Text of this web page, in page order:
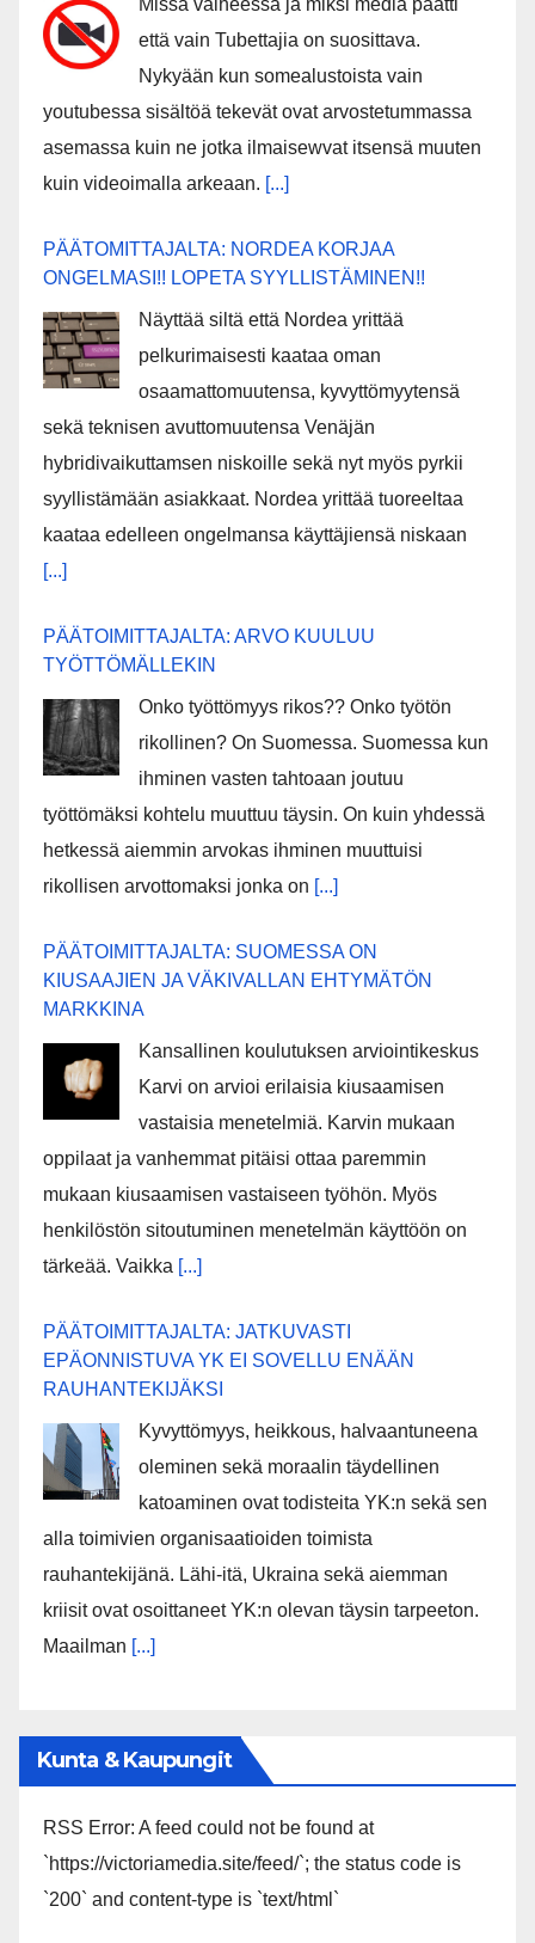
Missä vaiheessa ja miksi media päätti
että vain Tubettajia on suosittava.
Nykyään kun somealustoista vain
youtubessa sisältöä tekevät ovat arvostetummassa
asemassa kuin ne jotka ilmaisewvat itsensä muuten
kuin videoimalla arkeaan. [...]
PÄÄTOMITTAJALTA: NORDEA KORJAA
ONGELMASI!! LOPETA SYYLLISTÄMINEN!!
Näyttää siltä että Nordea yrittää
pelkurimaisesti kaataa oman
osaamattomuutensa, kyvyttömyytensä
sekä teknisen avuttomuutensa Venäjän
hybridivaikuttamsen niskoille sekä nyt myös pyrkii
syyllistämään asiakkaat. Nordea yrittää tuoreeltaa
kaataa edelleen ongelmansa käyttäjiensä niskaan
[...]
PÄÄTOIMITTAJALTA: ARVO KUULUU
TYÖTTÖMÄLLEKIN
Onko työttömyys rikos?? Onko työtön
rikollinen? On Suomessa. Suomessa kun
ihminen vasten tahtoaan joutuu
työttömäksi kohtelu muuttuu täysin. On kuin yhdessä
hetkessä aiemmin arvokas ihminen muuttuisi
rikollisen arvottomaksi jonka on [...]
PÄÄTOIMITTAJALTA: SUOMESSA ON
KIUSAAJIEN JA VÄKIVALLAN EHTYMÄTÖN
MARKKINA
Kansallinen koulutuksen arviointikeskus
Karvi on arvioi erilaisia kiusaamisen
vastaisia menetelmiä. Karvin mukaan
oppilaat ja vanhemmat pitäisi ottaa paremmin
mukaan kiusaamisen vastaiseen työhön. Myös
henkilöstön sitoutuminen menetelmän käyttöön on
tärkeää. Vaikka [...]
PÄÄTOIMITTAJALTA: JATKUVASTI
EPÄONNISTUVA YK EI SOVELLU ENÄÄN
RAUHANTEKIJÄKSI
Kyvyttömyys, heikkous, halvaantuneena
oleminen sekä moraalin täydellinen
katoaminen ovat todisteita YK:n sekä sen
alla toimivien organisaatioiden toimista
rauhantekijänä. Lähi-itä, Ukraina sekä aiemman
kriisit ovat osoittaneet YK:n olevan täysin tarpeeton.
Maailman [...]
Kunta & Kaupungit
RSS Error: A feed could not be found at
`https://victoriamedia.site/feed/`; the status code is
`200` and content-type is `text/html`